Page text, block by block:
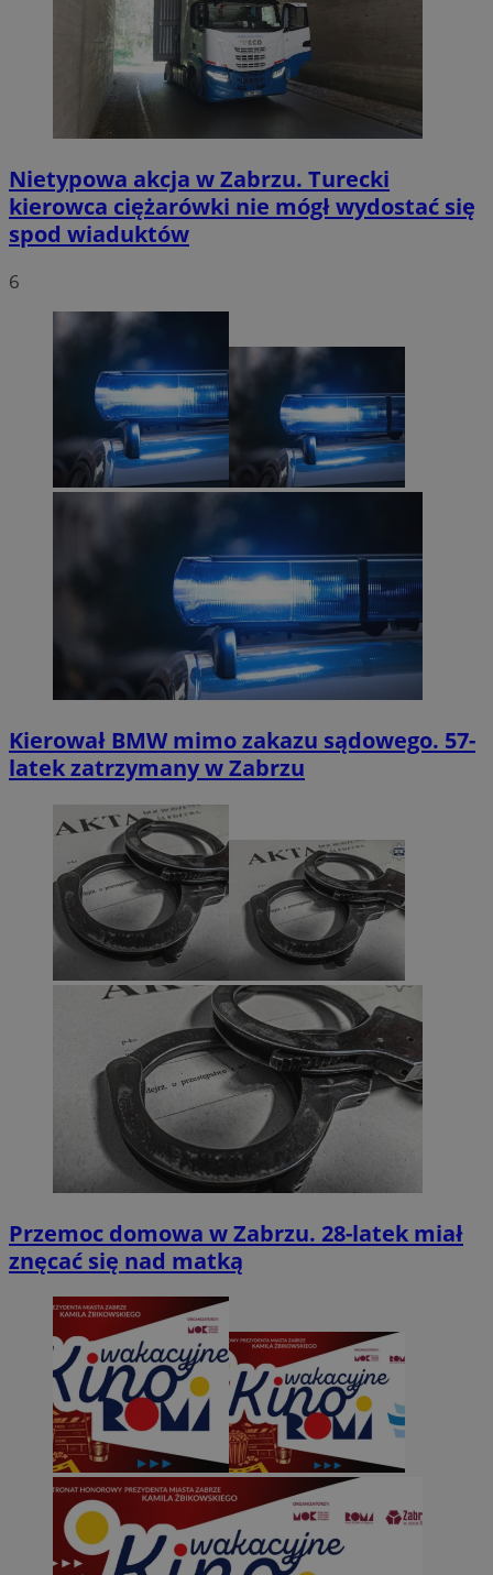
Nietypowa akcja w Zabrzu. Turecki
kierowca ciężarówki nie mógł wydostać się
spod wiaduktów
6
Kierował BMW mimo zakazu sądowego. 57-
latek zatrzymany w Zabrzu
Przemoc domowa w Zabrzu. 28-latek miał
znęcać się nad matką